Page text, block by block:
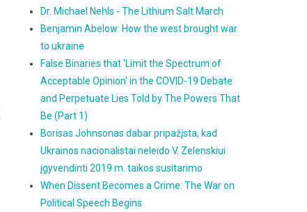
Dr. Michael Nehls - The Lithium Salt March
Benjamin Abelow: How the west brought war
to ukraine
False Binaries that 'Limit the Spectrum of
Acceptable Opinion' in the COVID-19 Debate
and Perpetuate Lies Told by The Powers That
Be (Part 1)
Borisas Johnsonas dabar pripažįsta, kad
Ukrainos nacionalistai neleido V. Zelenskiui
įgyvendinti 2019 m. taikos susitarimo
When Dissent Becomes a Crime: The War on
Political Speech Begins